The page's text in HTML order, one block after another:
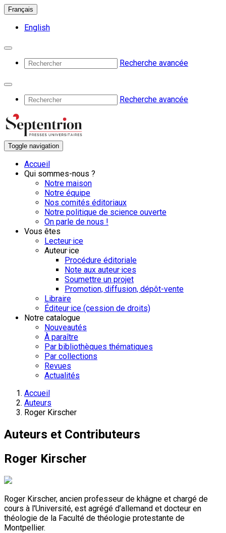
Français
English
Recherche avancée
Recherche avancée
Toggle navigation
Accueil
Qui sommes-nous ?
Notre maison
Notre équipe
Nos comités éditoriaux
Notre politique de science ouverte
On parle de nous !
Vous êtes
Lecteur·ice
Auteur·ice
Procédure éditoriale
Note aux auteur·ices
Soumettre un projet
Promotion, diffusion, dépôt-vente
Libraire
Éditeur·ice (cession de droits)
Notre catalogue
Nouveautés
À paraître
Par bibliothèques thématiques
Par collections
Revues
Actualités
Accueil
Auteurs
Roger Kirscher
Auteurs et Contributeurs
Roger Kirscher
Roger Kirscher, ancien professeur de khâgne et chargé de
cours à l'Université, est agrégé d’allemand et docteur en
théologie de la Faculté de théologie protestante de
Montpellier.